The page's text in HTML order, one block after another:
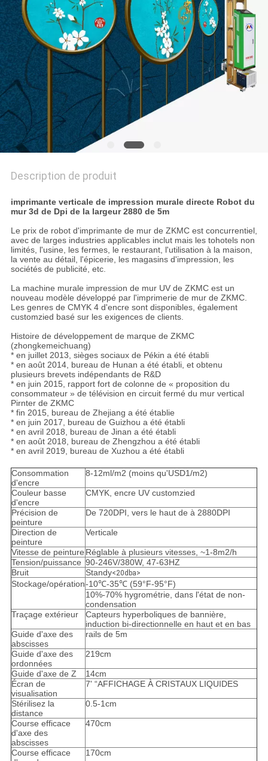
PLAN
DU
SITE
PRIVACY
POLICY
Description de produit
imprimante verticale de impression murale directe Robot du
mur 3d de Dpi de la largeur 2880 de 5m
Le prix de robot d'imprimante de mur de ZKMC est concurrentiel,
avec de larges industries applicables inclut mais les tohotels non
limités, l'usine, les fermes, le restaurant, l'utilisation à la maison,
la vente au détail, l'épicerie, les magasins d'impression, les
sociétés de publicité, etc.
La machine murale impression de mur UV de ZKMC est un
nouveau modèle développé par l'imprimerie de mur de ZKMC.
Les genres de CMYK 4 d'encre sont disponibles, également
customzied basé sur les exigences de clients.
Histoire de développement de marque de ZKMC
(zhongkemeichuang)
* en juillet 2013, sièges sociaux de Pékin a été établi
* en août 2014, bureau de Hunan a été établi, et obtenu
plusieurs brevets indépendants de R&D
* en juin 2015, rapport fort de colonne de « proposition du
consommateur » de télévision en circuit fermé du mur vertical
Pirnter de ZKMC
* fin 2015, bureau de Zhejiang a été établie
* en juin 2017, bureau de Guizhou a été établi
* en avril 2018, bureau de Jinan a été établi
* en août 2018, bureau de Zhengzhou a été établi
* en avril 2019, bureau de Xuzhou a été établi
Consommation
d'encre
8-12ml/m2 (moins qu'USD1/m2)
Couleur basse
d'encre
CMYK, encre UV customzied
Précision de
peinture
De 720DPI, vers le haut de à 2880DPI
Direction de
peinture
Verticale
Vitesse de peinture Réglable à plusieurs vitesses, ~1-8m2/h
Tension/puissance 90-246V/380W, 47-63HZ
Bruit
Standy<20dba>
Stockage/opération-10℃-35℃ (59°F-95°F)
10%-70% hygrométrie, dans l'état de non-
condensation
Traçage extérieur
Capteurs hyperboliques de bannière,
induction bi-directionnelle en haut et en bas
Guide d'axe des
abscisses
rails de 5m
Guide d'axe des
ordonnées
219cm
Guide d'axe de Z
14cm
Écran de
visualisation
7' “AFFICHAGE À CRISTAUX LIQUIDES
Stérilisez la
distance
0.5-1cm
Course efficace
d'axe des
abscisses
470cm
Course efficace
170cm